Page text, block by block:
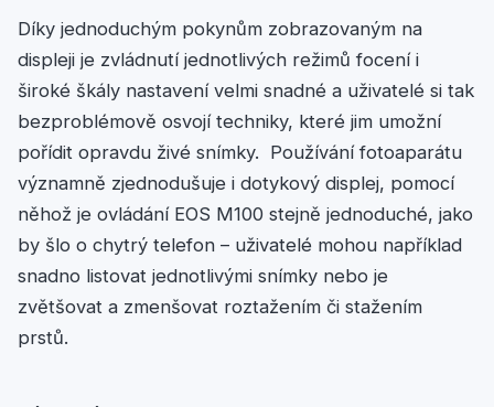
Díky jednoduchým pokynům zobrazovaným na
displeji je zvládnutí jednotlivých režimů focení i
široké škály nastavení velmi snadné a uživatelé si tak
bezproblémově osvojí techniky, které jim umožní
pořídit opravdu živé snímky. Používání fotoaparátu
významně zjednodušuje i dotykový displej, pomocí
něhož je ovládání EOS M100 stejně jednoduché, jako
by šlo o chytrý telefon – uživatelé mohou například
snadno listovat jednotlivými snímky nebo je
zvětšovat a zmenšovat roztažením či stažením
prstů.